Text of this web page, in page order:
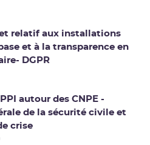
relatif aux installations
et à la transparence en
DGPR
autour des CNPE -
de la sécurité civile et
crise